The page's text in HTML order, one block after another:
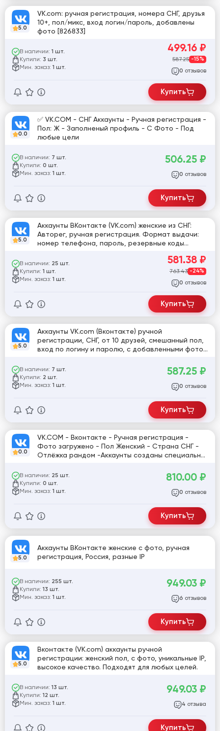
5.0
VK.com: ручная регистрация, номера СНГ, друзья
10+, пол/микс, вход логин/пароль, добавлены
фото [826833]
В наличии: 1 шт.
Купили: 3 шт.
Мин. заказ: 1 шт.
499.16 ₽
587.25 -15%
0 отзывов
Купить
0.0
✅ VK.COM - СНГ Аккаунты - Ручная регистрация -
Пол: Ж - Заполненый профиль - С Фото - Под
любые цели
В наличии: 7 шт.
Купили: 0 шт.
Мин. заказ: 1 шт.
506.25 ₽
0 отзывов
Купить
5.0
Аккаунты ВКонтакте (VK.com) женские из СНГ:
Авторег, ручная регистрация. Формат выдачи:
номер телефона, пароль, резервные коды
В наличии: 25 шт.
Купили: 1 шт.
Мин. заказ: 1 шт.
581.38 ₽
763.43 -24%
0 отзывов
Купить
5.0
Аккаунты VK.com (Вконтакте) ручной
регистрации, СНГ, от 10 друзей, смешанный пол,
вход по логину и паролю, с добавленными фото,
В наличии: 7 шт.
Купили: 2 шт.
Мин. заказ: 1 шт.
587.25 ₽
0 отзывов
Купить
0.0
VK.COM - Вконтакте - Ручная регистрация -
Фото загружено - Пол Женский - Страна СНГ -
Отлёжка рандом -Аккаунты созданы специально
Канада, Франция, Германия, Колумбия, Бразилия,
Испания, Кения, Чехия)
В наличии: 25 шт.
Купили: 0 шт.
Мин. заказ: 1 шт.
810.00 ₽
0 отзывов
Купить
5.0
Аккаунты ВКонтакте женские с фото, ручная
регистрация, Россия, разные IP
В наличии: 255 шт.
Купили: 13 шт.
Мин. заказ: 1 шт.
949.03 ₽
6 отзывов
Купить
5.0
Вконтакте (VK.com) аккаунты ручной
регистрации: женский пол, с фото, уникальные IP,
высокое качество. Подходят для любых целей.
В наличии: 13 шт.
Купили: 12 шт.
Мин. заказ: 1 шт.
949.03 ₽
4 отзыва
Купить